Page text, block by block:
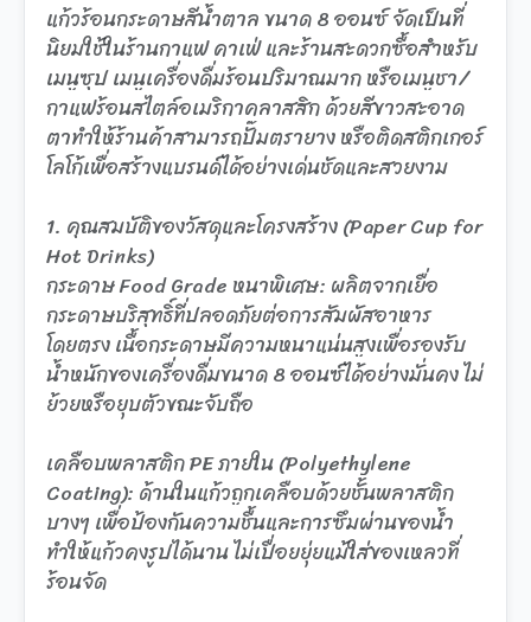
แก้วร้อนกระดาษสีน้ำตาล ขนาด 8 ออนซ์ จัดเป็นที่
นิยมใช้ในร้านกาแฟ คาเฟ่ และร้านสะดวกซื้อสำหรับ
เมนูซุป เมนูเครื่องดื่มร้อนปริมาณมาก หรือเมนูชา/
กาแฟร้อนสไตล์อเมริกาคลาสสิก ด้วยสีขาวสะอาด
ตาทำให้ร้านค้าสามารถปั๊มตรายาง หรือติดสติกเกอร์
โลโก้เพื่อสร้างแบรนด์ได้อย่างเด่นชัดและสวยงาม
1. คุณสมบัติของวัสดุและโครงสร้าง (Paper Cup for
Hot Drinks)
กระดาษ Food Grade หนาพิเศษ: ผลิตจากเยื่อ
กระดาษบริสุทธิ์ที่ปลอดภัยต่อการสัมผัสอาหาร
โดยตรง เนื้อกระดาษมีความหนาแน่นสูงเพื่อรองรับ
น้ำหนักของเครื่องดื่มขนาด 8 ออนซ์ได้อย่างมั่นคง ไม่
ย้วยหรือยุบตัวขณะจับถือ
เคลือบพลาสติก PE ภายใน (Polyethylene
Coating): ด้านในแก้วถูกเคลือบด้วยชั้นพลาสติก
บางๆ เพื่อป้องกันความชื้นและการซึมผ่านของน้ำ
ทำให้แก้วคงรูปได้นาน ไม่เปื่อยยุ่ยแม้ใส่ของเหลวที่
ร้อนจัด